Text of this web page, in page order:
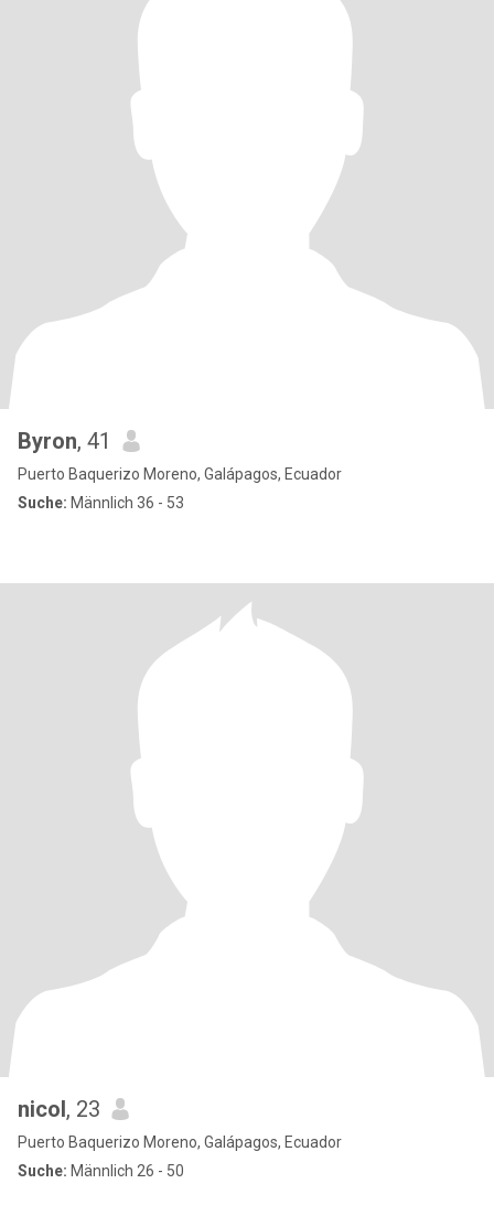
Byron, 41
Puerto Baquerizo Moreno, Galápagos, Ecuador
Suche: Männlich 36 - 53
nicol, 23
Puerto Baquerizo Moreno, Galápagos, Ecuador
Suche: Männlich 26 - 50